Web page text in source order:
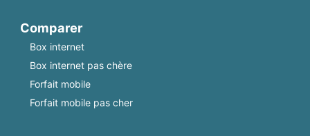
Comparer
Box internet
Box internet pas chère
Forfait mobile
Forfait mobile pas cher